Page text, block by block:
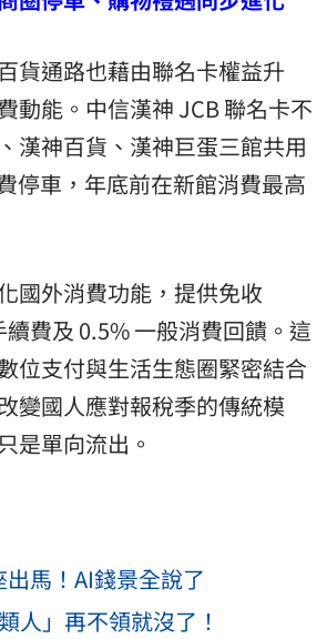
貨通路也藉由聯名卡權益升
動能。中信漢神 JCB 聯名卡不
漢神百貨、漢神巨蛋三館共用
停車，年底前在新館消費最高
國外消費功能，提供免收
費及 0.5% 一般消費回饋。這
位支付與生活生態圈緊密結合
變國人應對報稅季的傳統模
是單向流出。
馬！AI錢景全說了
人」再不領就沒了！